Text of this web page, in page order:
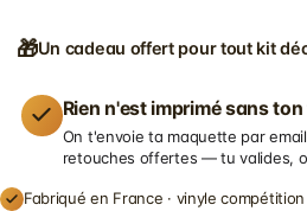
🎁Un cadeau offert pour tout kit
Rien n'est imprimé sans
On t'envoie ta maquette par
retouches offertes — tu valides,
Fabriqué en France · vinyle compétition